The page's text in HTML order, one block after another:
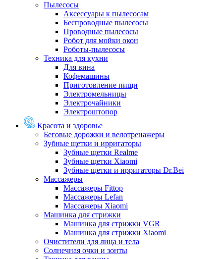
Пылесосы
Аксессуары к пылесосам
Беспроводные пылесосы
Проводные пылесосы
Робот для мойки окон
Роботы-пылесосы
Техника для кухни
Для вина
Кофемашины
Приготовление пищи
Электромельницы
Электрочайники
Электроштопор
Красота и здоровье
Беговые дорожки и велотренажеры
Зубные щетки и ирригаторы
Зубные щетки Realme
Зубные щетки Xiaomi
Зубные щетки и ирригаторы Dr.Bei
Массажеры
Массажеры Fittop
Массажеры Lefan
Массажеры Xiaomi
Машинка для стрижки
Машинка для стрижки VGR
Машинка для стрижки Xiaomi
Очистители для лица и тела
Солнечная очки и зонты